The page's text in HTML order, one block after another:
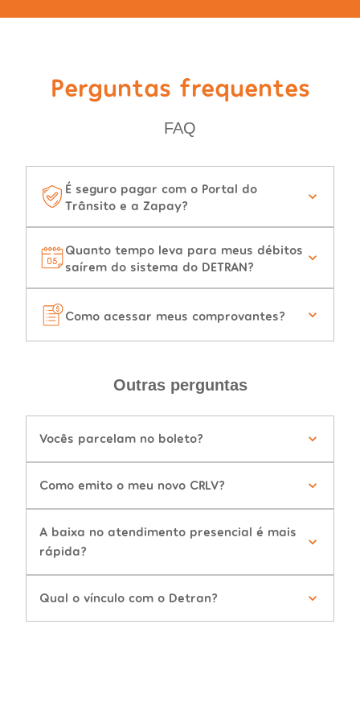
Perguntas frequentes
FAQ
É seguro pagar com o Portal do
Trânsito e a Zapay?
Quanto tempo leva para meus débitos
saírem do sistema do DETRAN?
Como acessar meus comprovantes?
Outras perguntas
Vocês parcelam no boleto?
Como emito o meu novo CRLV?
A baixa no atendimento presencial é mais
rápida?
Qual o vínculo com o Detran?